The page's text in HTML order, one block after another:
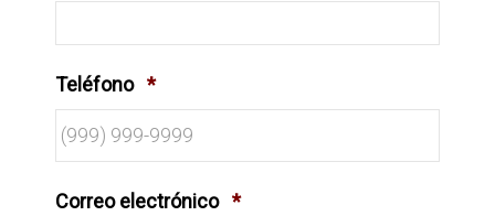
Teléfono *
Correo electrónico *